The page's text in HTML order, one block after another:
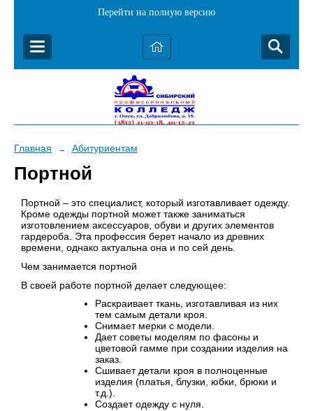
Перейти на полную версию
Главная → Абитуриентам
Портной
Портной – это специалист, который изготавливает одежду.
Кроме одежды портной может также заниматься
изготовлением аксессуаров, обуви и других элементов
гардероба. Эта профессия берет начало из древних
времени, однако актуальна она и по сей день.
Чем занимается портной
В своей работе портной делает следующее:
Раскраивает ткань, изготавливая из них
тем самым детали кроя.
Снимает мерки с модели.
Дает советы моделям по фасоны и
цветовой гамме при создании изделия на
заказ.
Сшивает детали кроя в полноценные
изделия (платья, блузки, юбки, брюки и
т.д.).
Создает одежду с нуля.